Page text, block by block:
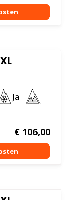
Ja
€106,00